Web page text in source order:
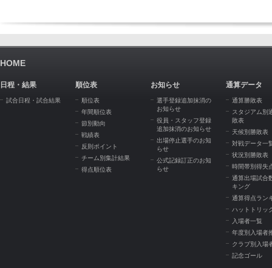
HOME
日程・結果
試合日程・試合結果
順位表
順位表
年間順位表
節別動向
戦績表
反則ポイント
チーム別集計結果
得点順位表
お知らせ
選手登録追加抹消の
お知らせ
役員・スタッフ登録
追加抹消のお知らせ
出場停止選手のお知
らせ
公式記録訂正のお知
らせ
通算データ
通算勝敗表
スタジアム別
敗表
天候別勝敗表
対戦データ一
状況別勝敗表
時間帯別得失
通算出場試合
キング
通算得点ラン
ハットトリッ
入場者一覧
年度別入場者
クラブ別入場
記念ゴール